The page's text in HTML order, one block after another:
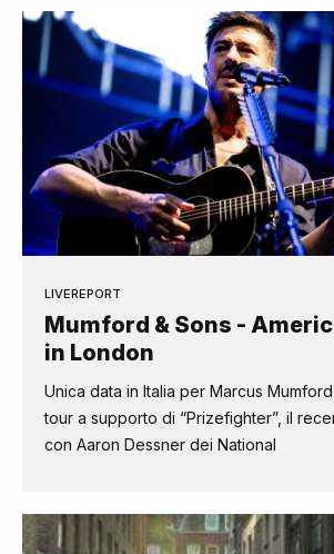
LIVEREPORT
Mumford & Sons -
in London
Unica data in Italia per Marcus
tour a supporto di “Prizefighter”, il
con Aaron Dessner dei National